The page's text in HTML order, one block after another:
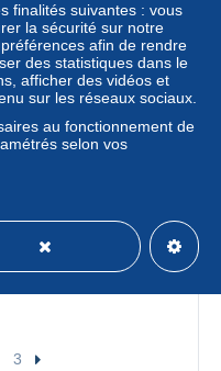
1
3
finalités suivantes : vous
la sécurité sur notre
afin de rendre
des statistiques dans le
afficher des vidéos et
sur les réseaux sociaux.
au fonctionnement de
selon vos